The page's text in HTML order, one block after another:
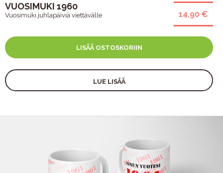
14,90 €
VUOSIMUKI 1960
Vuosimuki juhlapäiviä viettävälle
LISÄÄ OSTOSKORIIN
LUE LISÄÄ